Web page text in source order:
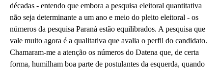
décadas - entendo que embora a pesquisa eleitoral quantitativa
não seja determinante a um ano e meio do pleito eleitoral - os
números da pesquisa Paraná estão equilibrados. A pesquisa que
vale muito agora é a qualitativa que avalia o perfil do candidato.
Chamaram-me a atenção os números do Datena que, de certa
forma, humilham boa parte de postulantes da esquerda, quando